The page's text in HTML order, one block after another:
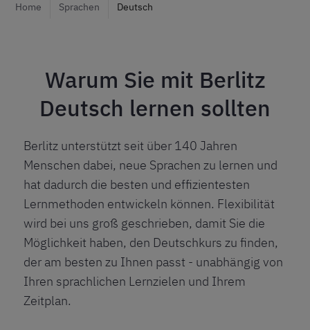
Home Sprachen Deutsch
Warum Sie mit Berlitz
Deutsch lernen sollten
Berlitz unterstützt seit über 140 Jahren
Menschen dabei, neue Sprachen zu lernen und
hat dadurch die besten und effizientesten
Lernmethoden entwickeln können. Flexibilität
wird bei uns groß geschrieben, damit Sie die
Möglichkeit haben, den Deutschkurs zu finden,
der am besten zu Ihnen passt - unabhängig von
Ihren sprachlichen Lernzielen und Ihrem
Zeitplan.